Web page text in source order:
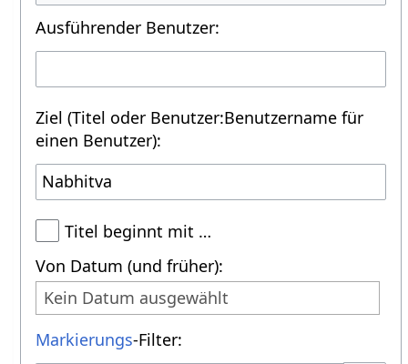
Ausführender Benutzer:
Ziel (Titel oder Benutzer:Benutzername für
einen Benutzer):
Titel beginnt mit …
Von Datum (und früher):
Kein Datum ausgewählt
Markierungs-Filter: